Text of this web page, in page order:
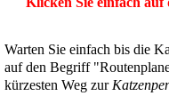
Warten Sie einfach bis die
auf den Begriff
kürzesten Weg zur